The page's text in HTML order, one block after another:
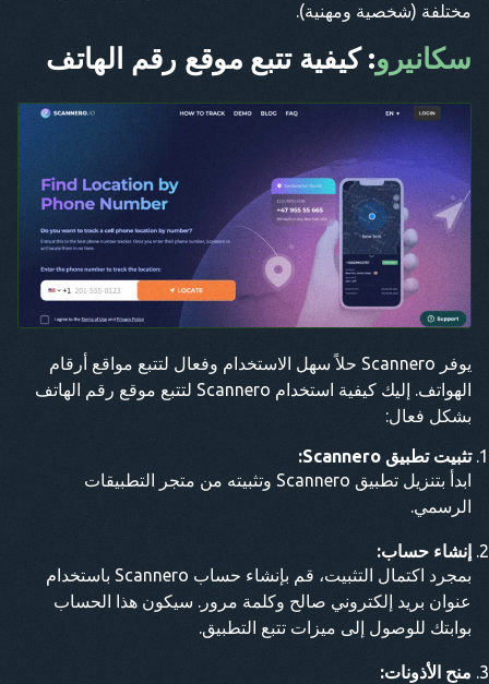
مختلفة (شخصية ومهنية).
سكانيرو: كيفية تتبع موقع رقم الهاتف
يوفر Scannero حلاً سهل الاستخدام وفعال لتتبع مواقع أرقام
الهواتف. إليك كيفية استخدام Scannero لتتبع موقع رقم الهاتف
بشكل فعال:
تثبيت تطبيق Scannero:
ابدأ بتنزيل تطبيق Scannero وتثبيته من متجر التطبيقات
الرسمي.
إنشاء حساب:
بمجرد اكتمال التثبيت، قم بإنشاء حساب Scannero باستخدام
عنوان بريد إلكتروني صالح وكلمة مرور. سيكون هذا الحساب
بوابتك للوصول إلى ميزات تتبع التطبيق.
منح الأذونات: